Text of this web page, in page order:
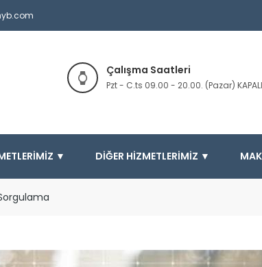
Çalışma Saatleri
Pzt - C.ts 09.00 - 20.00. (Pazar) KAPALI
▼ DIĞER HIZMETLERIMIZ ▼